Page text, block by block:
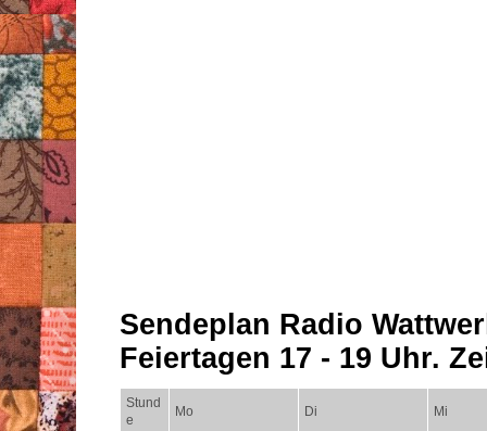
Sendeplan Radio
Feiertagen 17 - 19 Uhr.
Stund
e
Mo Di Mi